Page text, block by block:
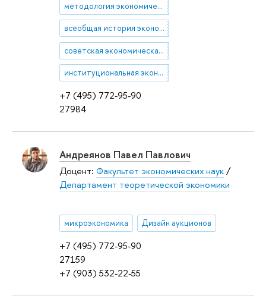
+7 (495) 772-95-90
27984
методология экономической науки
всеобщая история экономической мысли
советская экономическая мысль
институциональная экономика
+7 (495) 772-95-90
27159
+7 (903) 532-22-55
Андреянов Павел Павлович
Доцент: Факультет экономических наук/
Департамент теоретической экономики
микроэкономика Дизайн аукционов